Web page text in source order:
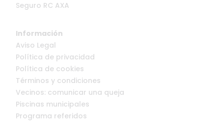
Seguro RC AXA
Información
Aviso Legal
Política de privacidad
Política de cookies
Términos y condiciones
Vecinos: comunicar una queja
Piscinas municipales
Programa referidos